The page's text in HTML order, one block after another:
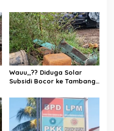
Wauu,,?? Diduga Solar
Subsidi Bocor ke Tambang
Rakyat Kecil Jadi Korban